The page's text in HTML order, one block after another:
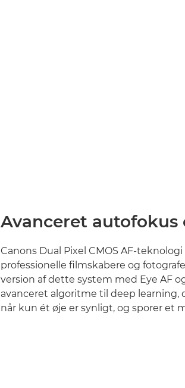
Avanceret
Canons Dual Pixel CMOS AF-
professionelle filmskabere og
version af dette system med Eye AF
avanceret algoritme til deep
når kun ét øje er synligt, og sporer et